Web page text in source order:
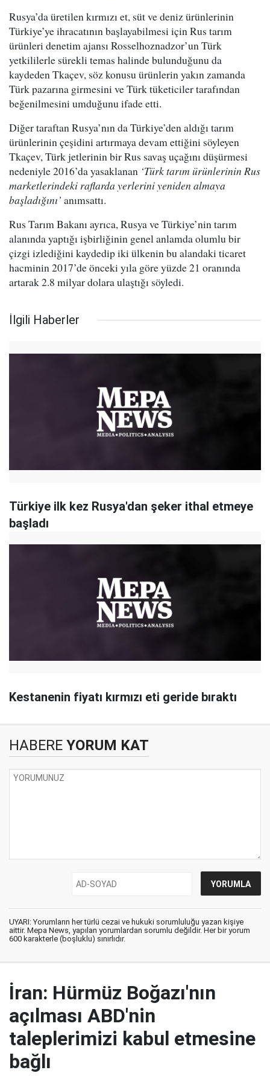
Rusya’da üretilen kırmızı et, süt ve deniz ürünlerinin
Türkiye’ye ihracatının başlayabilmesi için Rus tarım
ürünleri denetim ajansı Rosselhoznadzor’un Türk
yetkililerle sürekli temas halinde bulunduğunu da
kaydeden Tkaçev, söz konusu ürünlerin yakın zamanda
Türk pazarına girmesini ve Türk tüketiciler tarafından
beğenilmesini umduğunu ifade etti.
Diğer taraftan Rusya’nın da Türkiye’den aldığı tarım
ürünlerinin çeşidini artırmaya devam ettiğini söyleyen
Tkaçev, Türk jetlerinin bir Rus savaş uçağını düşürmesi
nedeniyle 2016’da yasaklanan ‘Türk tarım ürünlerinin Rus
marketlerindeki raflarda yerlerini yeniden almaya
başladığını’ anımsattı.
Rus Tarım Bakanı ayrıca, Rusya ve Türkiye’nin tarım
alanında yaptığı işbirliğinin genel anlamda olumlu bir
çizgi izlediğini kaydedip iki ülkenin bu alandaki ticaret
hacminin 2017’de önceki yıla göre yüzde 21 oranında
artarak 2.8 milyar dolara ulaştığı söyledi.
İlgili Haberler
Türkiye ilk kez Rusya'dan şeker ithal etmeye
başladı
Kestanenin fiyatı kırmızı eti geride bıraktı
HABERE YORUM KAT
UYARI: Yorumların her türlü cezai ve hukuki sorumluluğu yazan kişiye
aittir. Mepa News, yapılan yorumlardan sorumlu değildir. Her bir yorum
600 karakterle (boşluklu) sınırlıdır.
İran: Hürmüz Boğazı'nın
açılması ABD'nin
taleplerimizi kabul etmesine
bağlı